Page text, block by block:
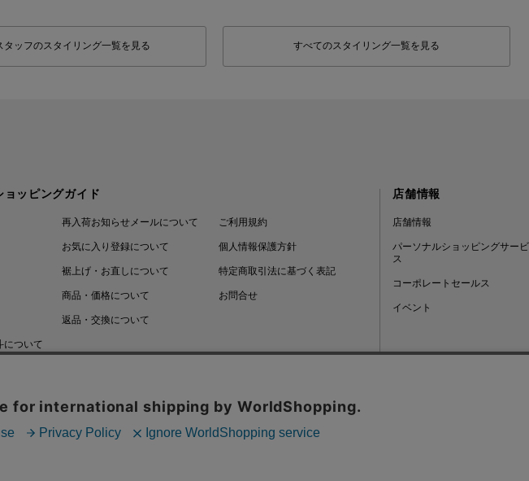
タッフのスタイリング一覧を見る すべてのスタイリング一覧を見る
ッピングガイド
について
再入荷お知らせメールについて
お気に入り登録について
裾上げ・お直しについて
商品・価格について
返品・交換について
ご利用規約
個人情報保護方針
特定商取引法に基づく表記
お問合せ
店舗情報
店舗情報
パーソナルショッピングサービ
ス
コーポレートセールス
イベント